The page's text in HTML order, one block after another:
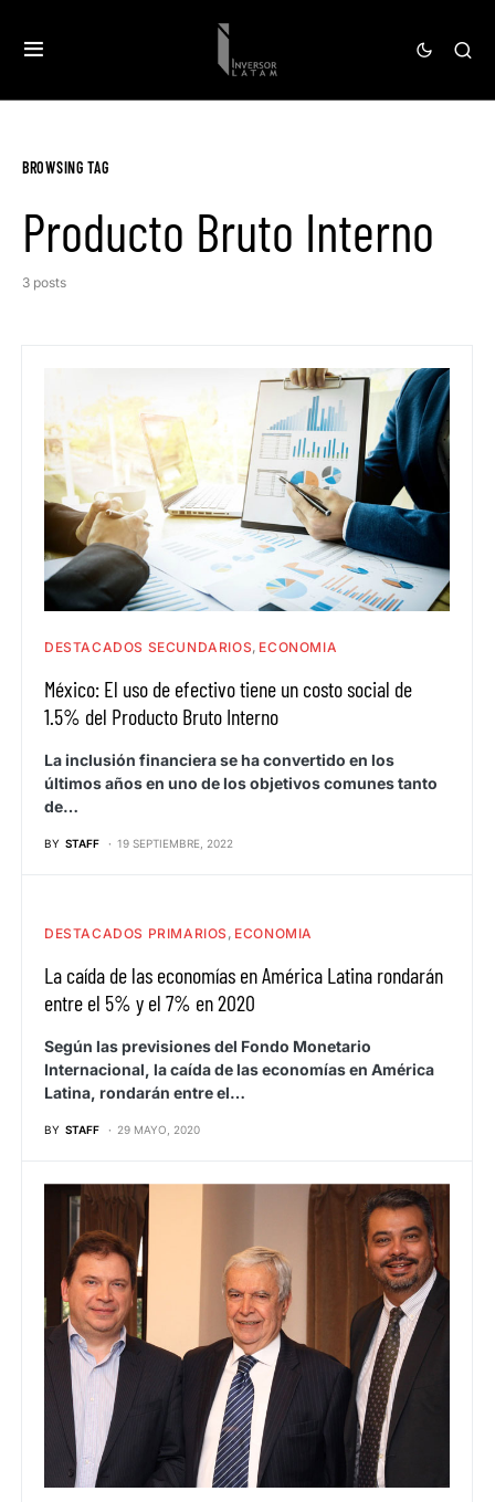
BROWSING TAG
Producto Bruto Interno
3 posts
DESTACADOS SECUNDARIOS ECONOMIA
México: El uso de efectivo tiene un costo social de
1.5% del Producto Bruto Interno
La inclusión financiera se ha convertido en los
últimos años en uno de los objetivos comunes tanto
de…
BY STAFF 19 SEPTIEMBRE, 2022
DESTACADOS PRIMARIOS ECONOMIA
La caída de las economías en América Latina rondarán
entre el 5% y el 7% en 2020
Según las previsiones del Fondo Monetario
Internacional, la caída de las economías en América
Latina, rondarán entre el…
BY STAFF 29 MAYO, 2020